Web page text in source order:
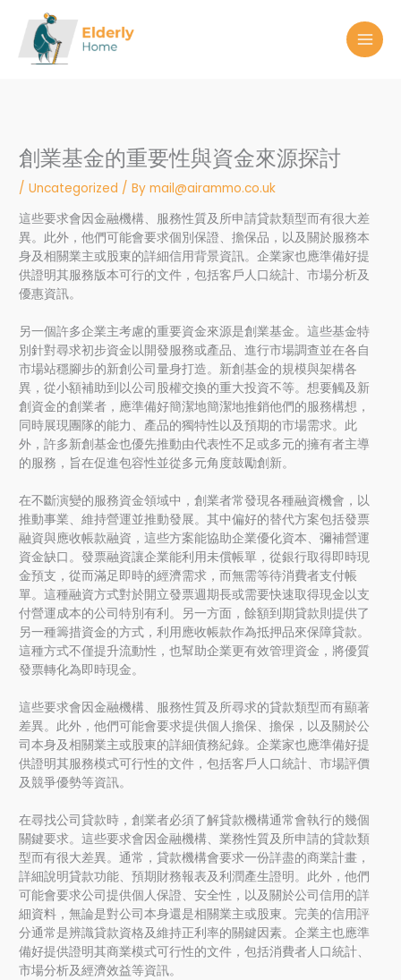
content
創業基金的重要性與資金來源探討
/Uncategorized / Bymail@airammo.co.uk
這些要求會因金融機構、服務性質及所申請貸款類型而有很大差
異。此外，他們可能會要求個別保證、擔保品，以及關於服務本
身及相關業主或股東的詳細信用背景資訊。企業家也應準備好提
供證明其服務版本可行的文件，包括客戶人口統計、市場分析及
優惠資訊。
另一個許多企業主考慮的重要資金來源是創業基金。這些基金特
別針對尋求初步資金以開發服務或產品、進行市場調查並在各自
市場站穩腳步的新創公司量身打造。新創基金的規模與架構各
異，從小額補助到以公司股權交換的重大投資不等。想要觸及新
創資金的創業者，應準備好簡潔地簡潔地推銷他們的服務構想，
同時展現團隊的能力、產品的獨特性以及預期的市場需求。此
外，許多新創基金也優先推動由代表性不足或多元的擁有者主導
的服務，旨在促進包容性並從多元角度鼓勵創新。
在不斷演變的服務資金領域中，創業者常發現各種融資機會，以
推動事業、維持營運並推動發展。其中偏好的替代方案包括發票
融資與應收帳款融資，這些方案能協助企業優化資本、彌補營運
資金缺口。發票融資讓企業能利用未償帳單，從銀行取得即時現
金預支，從而滿足即時的經濟需求，而無需等待消費者支付帳
單。這種融資方式對於開立發票週期長或需要快速取得現金以支
付營運成本的公司特別有利。另一方面，餘額到期貸款則提供了
另一種籌措資金的方式，利用應收帳款作為抵押品來保障貸款。
這種方式不僅提升流動性，也幫助企業更有效管理資金，將優質
發票轉化為即時現金。
這些要求會因金融機構、服務性質及所尋求的貸款類型而有顯著
差異。此外，他們可能會要求提供個人擔保、擔保，以及關於公
司本身及相關業主或股東的詳細債務紀錄。企業家也應準備好提
供證明其服務模式可行性的文件，包括客戶人口統計、市場評價
及競爭優勢等資訊。
在尋找公司貸款時，創業者必須了解貸款機構通常會執行的幾個
關鍵要求。這些要求會因金融機構、業務性質及所申請的貸款類
型而有很大差異。通常，貸款機構會要求一份詳盡的商業計畫，
詳細說明貸款功能、預期財務報表及利潤產生證明。此外，他們
可能會要求公司提供個人保證、安全性，以及關於公司信用的詳
細資料，無論是對公司本身還是相關業主或股東。完美的信用評
分通常是辨識貸款資格及維持正利率的關鍵因素。企業主也應準
備好提供證明其商業模式可行性的文件，包括消費者人口統計、
市場分析及經濟效益等資訊。